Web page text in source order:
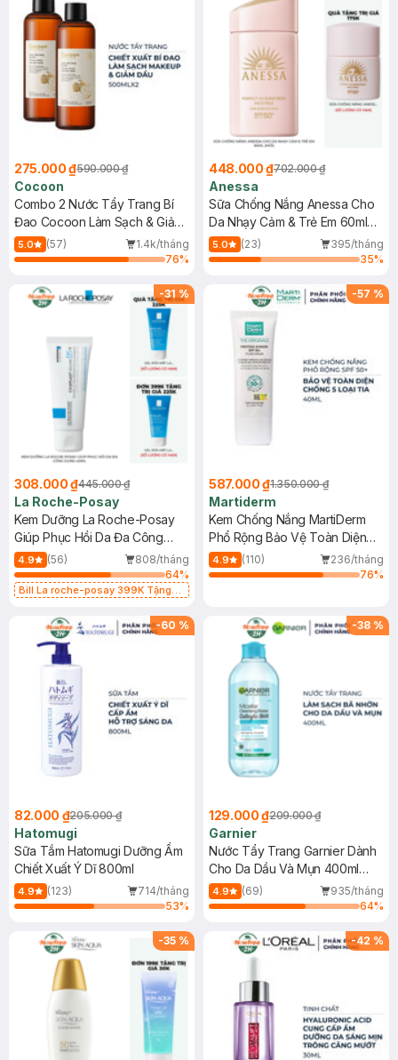
275.000 ₫590.000 ₫
Cocoon
Combo 2 Nước Tẩy Trang Bí
Đao Cocoon Làm Sạch & Giảm
Dầu 500ml
5.0 (57)
1.4k/tháng
76%
448.000 ₫702.000 ₫
Anessa
Sữa Chống Nắng Anessa Cho
Da Nhạy Cảm & Trẻ Em 60ml
(Mới)
5.0 (23)
395/tháng
35%
-31 %
308.000 ₫445.000 ₫
La Roche-Posay
Kem Dưỡng La Roche-Posay
Giúp Phục Hồi Da Đa Công
Dụng 40ml
4.9 (56)
808/tháng
64%
Bill La roche-posay 399K Tặng
(SL có hạn)
-57 %
587.000 ₫1.350.000 ₫
Martiderm
Kem Chống Nắng MartiDerm
Phổ Rộng Bảo Vệ Toàn Diện
40ml
4.9 (110)
236/tháng
76%
-60 %
82.000 ₫205.000 ₫
Hatomugi
Sữa Tắm Hatomugi Dưỡng Ẩm
Chiết Xuất Ý Dĩ 800ml
4.9 (123)
714/tháng
53%
-38 %
129.000 ₫209.000 ₫
Garnier
Nước Tẩy Trang Garnier Dành
Cho Da Dầu Và Mụn 400ml
(Mới)
4.9 (69)
935/tháng
64%
-35 % -42 %